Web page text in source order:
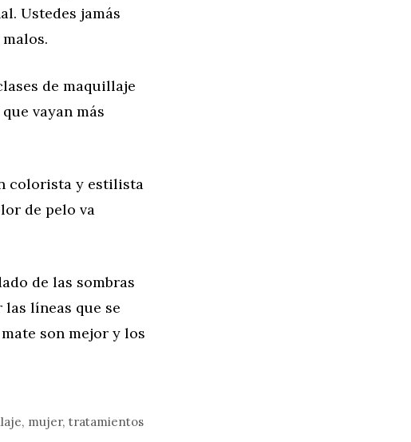
Ustedes jamás
de maquillaje
vayan más
colorista y estilista
de pelo va
de las sombras
líneas que se
son mejor y los
, mujer,tratamientos